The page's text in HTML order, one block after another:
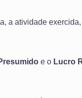
a atividade
e o Lucro